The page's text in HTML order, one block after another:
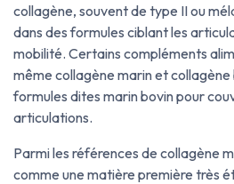
collagène, souvent de type II ou
dans des formules ciblant les
mobilité. Certains compléments
même collagène marin et
formules dites marin bovin pour
articulations.
Parmi les références de collagène
comme une matière première très